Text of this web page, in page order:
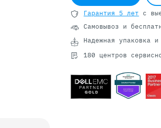
HPE Gen10 Plus
С
С
С
С
Гарантия 5 лет с
Самовывоз и
Надежная упаковка
180 центров